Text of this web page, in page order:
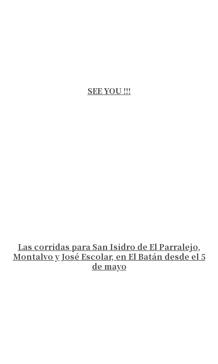
SEE YOU !!!
Las corridas para San Isidro de El Parralejo,
Montalvo y José Escolar, en El Batán desde el 5
de mayo